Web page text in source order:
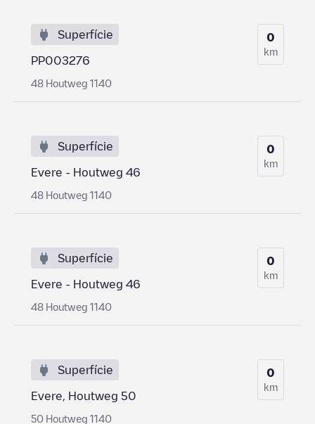
Superfície
PP003276
48 Houtweg 1140
0
km
Superfície
Evere - Houtweg 46
48 Houtweg 1140
0
km
Superfície
Evere - Houtweg 46
48 Houtweg 1140
0
km
Superfície
Evere, Houtweg 50
50 Houtweg 1140
0
km